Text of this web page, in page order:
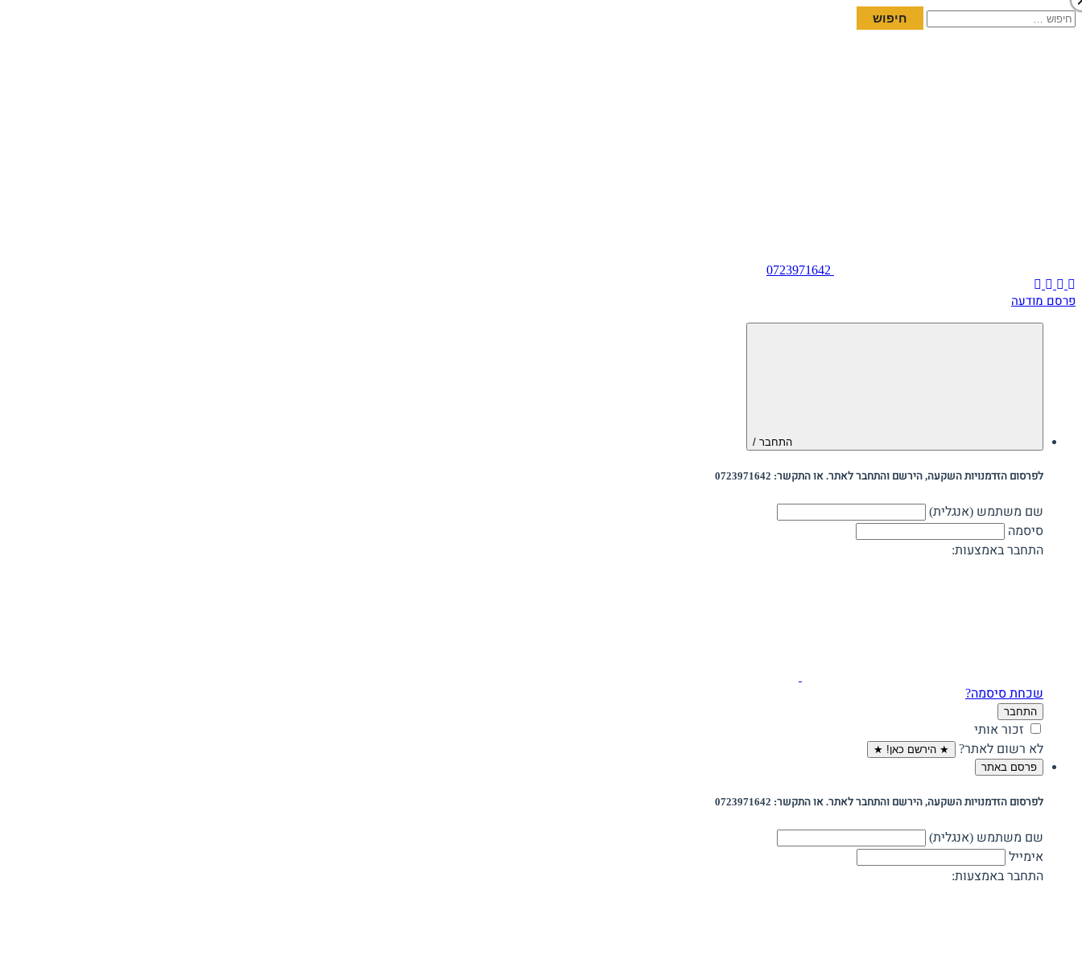
חיפוש:
0723971642
פרסם מודעה
התחבר /
לפרסום הזדמנויות השקעה, הירשם והתחבר לאתר. או התקשר: 0723971642
שם משתמש (אנגלית)
סיסמה
התחבר באמצעות:
שכחת סיסמה?
התחבר
זכור אותי
לא רשום לאתר?
★ הירשם כאן! ★
פרסם באתר
לפרסום הזדמנויות השקעה, הירשם והתחבר לאתר. או התקשר: 0723971642
שם משתמש (אנגלית)
אימייל
התחבר באמצעות: